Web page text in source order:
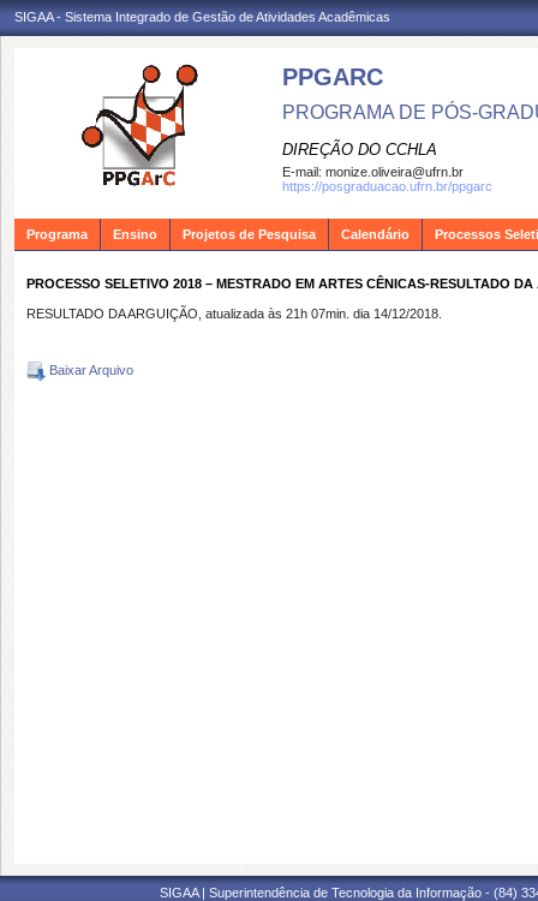
SIGAA - Sistema Integrado de Gestão de Atividades Acadêmicas
PPGARC
PROGRAMA DE PÓS-
DIREÇÃO DO CCHLA
E-mail: monize.oliveira@ufrn.br
https://posgraduacao.ufrn.br/ppgarc
Programa Ensino Projetos de Pesquisa Calendário Processos
PROCESSO SELETIVO 2018 – MESTRADO EM ARTES CÊNICAS-RESULTADO
RESULTADO DA ARGUIÇÃO, atualizada às 21h 07min. dia 14/12/2018.
Baixar Arquivo
SIGAA | Superintendência de Tecnologia da Informação - (84)